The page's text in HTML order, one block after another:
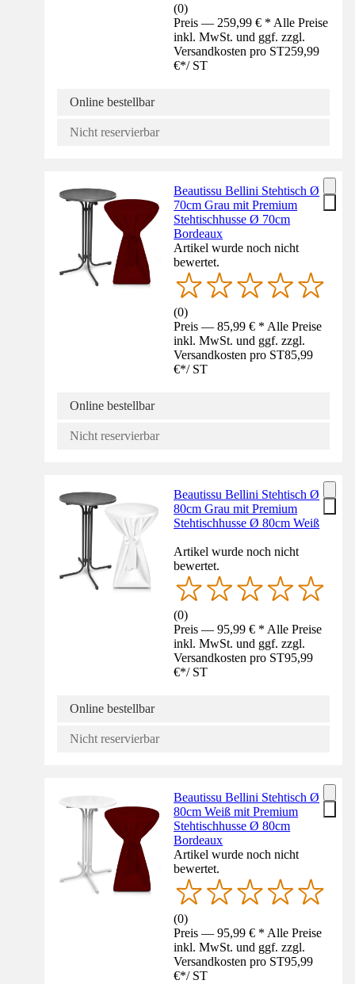
(0)
Preis — 259,99 € * Alle Preise
inkl. MwSt. und ggf. zzgl.
Versandkosten pro ST259,99
€*/ ST
Online bestellbar
Nicht reservierbar
Beautissu Bellini Stehtisch Ø
70cm Grau mit Premium
Stehtischhusse Ø 70cm
Bordeaux
Artikel wurde noch nicht
bewertet.
(0)
Preis — 85,99 € * Alle Preise
inkl. MwSt. und ggf. zzgl.
Versandkosten pro ST85,99
€*/ ST
Online bestellbar
Nicht reservierbar
Beautissu Bellini Stehtisch Ø
80cm Grau mit Premium
Stehtischhusse Ø 80cm Weiß
Artikel wurde noch nicht
bewertet.
(0)
Preis — 95,99 € * Alle Preise
inkl. MwSt. und ggf. zzgl.
Versandkosten pro ST95,99
€*/ ST
Online bestellbar
Nicht reservierbar
Beautissu Bellini Stehtisch Ø
80cm Weiß mit Premium
Stehtischhusse Ø 80cm
Bordeaux
Artikel wurde noch nicht
bewertet.
(0)
Preis — 95,99 € * Alle Preise
inkl. MwSt. und ggf. zzgl.
Versandkosten pro ST95,99
€*/ ST